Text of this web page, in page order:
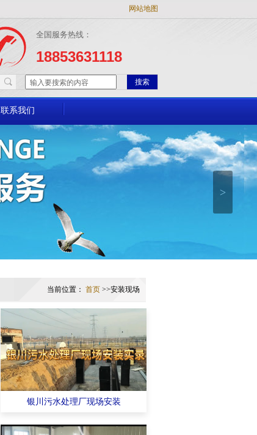
网站地图
全国服务热线：
18853631118
搜索
联系我们
>
当前位置： 首页 >>安装现场
银川污水处理厂现场安装